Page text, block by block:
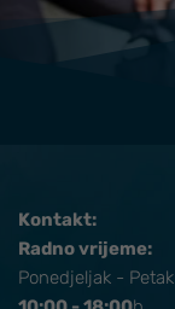
Kontakt:
Radno vrijeme:
Ponedjeljak - Petak